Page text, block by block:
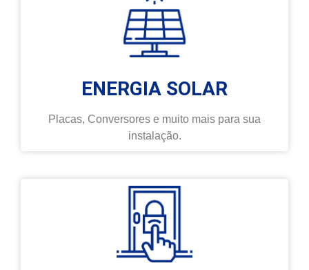
ENERGIA SOLAR
Placas, Conversores e muito mais para sua
instalação.